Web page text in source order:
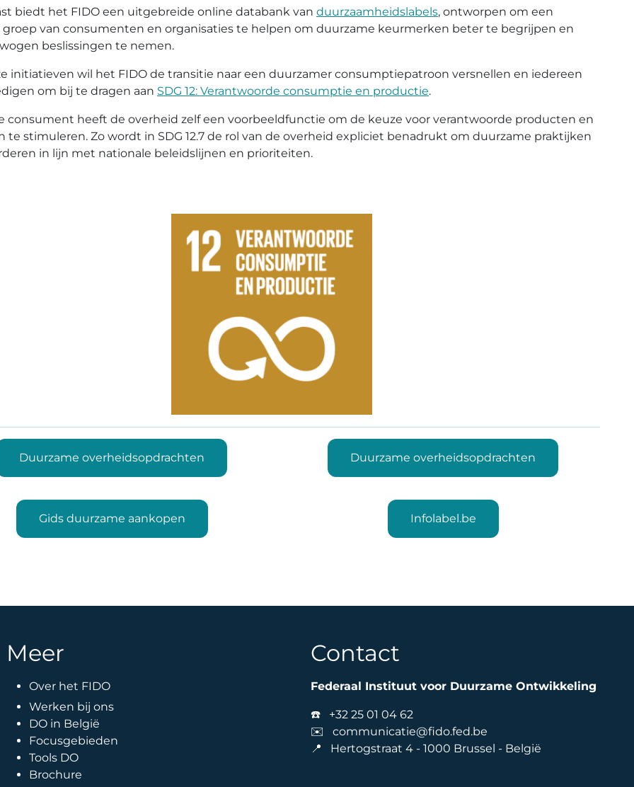
biedt het FIDO een uitgebreide online databank van duurzaamheidslabels, ontworpen om een
groep van consumenten en organisaties te helpen om duurzame keurmerken beter te begrijpen en
beslissingen te nemen.
initiatieven wil het FIDO de transitie naar een duurzamer consumptiepatroon versnellen en iedereen
om bij te dragen aan SDG 12: Verantwoorde consumptie en productie.
consument heeft de overheid zelf een voorbeeldfunctie om de keuze voor verantwoorde producten en
te stimuleren. Zo wordt in SDG 12.7 de rol van de overheid expliciet benadrukt om duurzame praktijken
in lijn met nationale beleidslijnen en prioriteiten.
Duurzame overheidsopdrachten Duurzame overheidsopdrachten
Gids duurzame aankopen Infolabel.be
Meer
Over het FIDO
Werken bij ons
DO in België
Focusgebieden
Tools DO
Brochure
Contact
Federaal Instituut voor Duurzame Ontwikkeling
☎️ +32 25 01 04 62
✉️ communicatie@fido.fed.be
📍 Hertogstraat 4 - 1000 Brussel - België